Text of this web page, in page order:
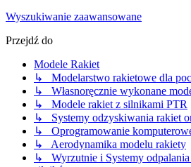
Wyszukiwanie zaawansowane
Przejdź do
Modele Rakiet
↳ Modelarstwo rakietowe dla
↳ Własnoręcznie wykonane
↳ Modele rakiet z silnikami PTR
↳ Systemy odzyskiwania rakiet
↳ Oprogramowanie
↳ Aerodynamika modelu rakiety
↳ Wyrzutnie i Systemy